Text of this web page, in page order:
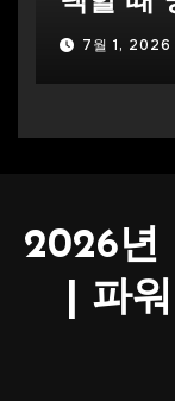
7월 1, 2026
2026년
| 파